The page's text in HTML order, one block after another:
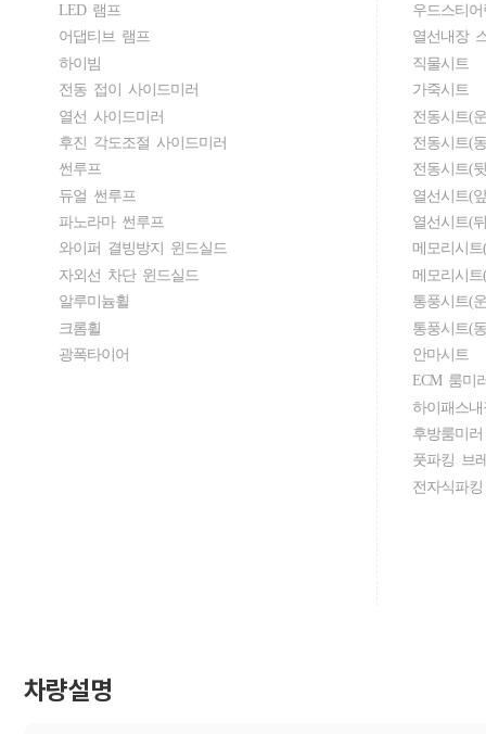
LED 램프
어댑티브 램프
하이빔
전동 접이 사이드미러
열선 사이드미러
후진 각도조절 사이드미러
썬루프
듀얼 썬루프
파노라마 썬루프
와이퍼 결빙방지 윈드실드
자외선 차단 윈드실드
알루미늄휠
크롬휠
광폭타이어
우드스티어
열선내장
직물시트
가죽시트
전동시트(
전동시트(
전동시트(
열선시트(
열선시트(
메모리시트
메모리시트
통풍시트(
통풍시트(
안마시트
ECM 룸미
하이패스
후방룸미러
풋파킹 브
전자식파
차량설명